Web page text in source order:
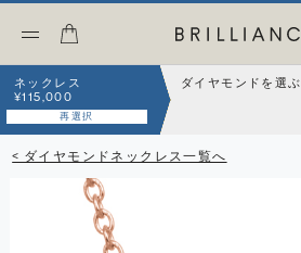
ネックレス
¥115,000
再選択
ダイヤモンドを選ぶ
< ダイヤモンドネックレス一覧へ